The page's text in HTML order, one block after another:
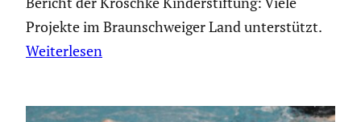
Projekte im Braunschweiger Land unterstützt.
Weiterlesen